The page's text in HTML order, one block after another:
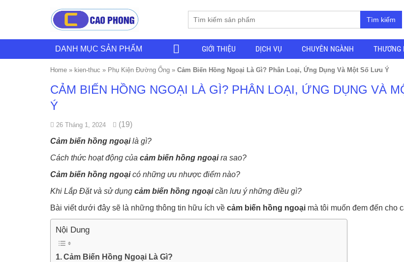
Tìm kiếm
DANH MỤC SẢN PHẨM GIỚI THIỆU DỊCH VỤ CHUYÊN NGÀNH THƯƠNG
Home » kien-thuc » Phụ Kiện Đường Ống » Cảm Biến Hồng Ngoại Là Gì? Phân Loại, Ứng Dụng Và Một Số Lưu Ý
CẢM BIẾN HỒNG NGOẠI LÀ GÌ? PHÂN LOẠI, ỨNG DỤNG VÀ
Ý
26 Tháng 1, 2024
(19)
Cảm biến hồng ngoạilà gì?
Cách thức hoạt động của cảm biến hồng ngoạira sao?
Cảm biến hồng ngoạicó những ưu nhược điểm nào?
Khi Lắp Đặt và sử dụng cảm biến hồng ngoạicần lưu ý những điều gì?
Bài viết dưới đây sẽ là những thông tin hữu ích về cảm biến hồng ngoại mà tôi muốn đem đến cho
Nội Dung
Cảm Biến Hồng Ngoại Là Gì?